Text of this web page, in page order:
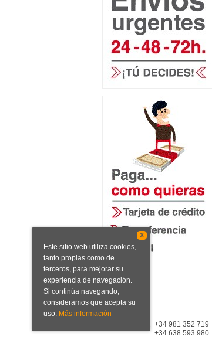
+34 981 352 719
+34 638 593 980
X
Este sitio web utiliza cookies,
tanto propias como de
terceros, para mejorar su
experiencia de navegación.
Si continúa navegando,
consideramos que acepta su
uso. Más información